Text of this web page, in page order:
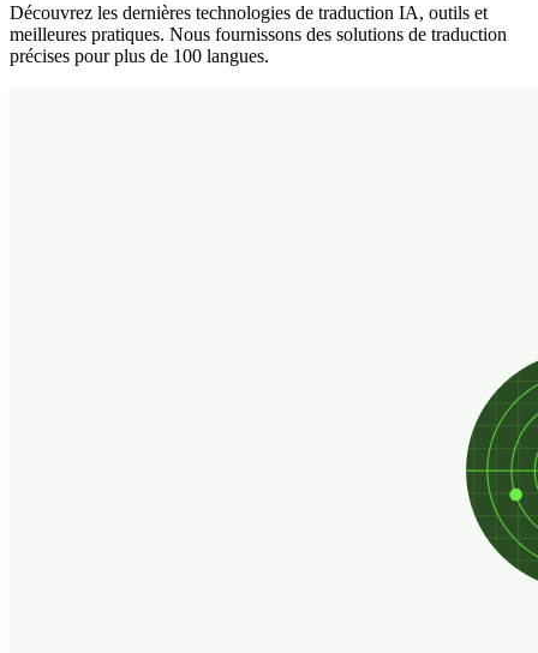
Découvrez les dernières technologies de traduction IA, outils et
meilleures pratiques. Nous fournissons des solutions de traduction
précises pour plus de 100 langues.